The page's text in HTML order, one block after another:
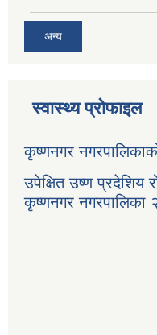
अन्य
स्वास्थ्य प्रोफाइल
कृष्णनगर
उपेक्षित उष्ण प्रदेशिय
कृष्णनगर नगरपालिका